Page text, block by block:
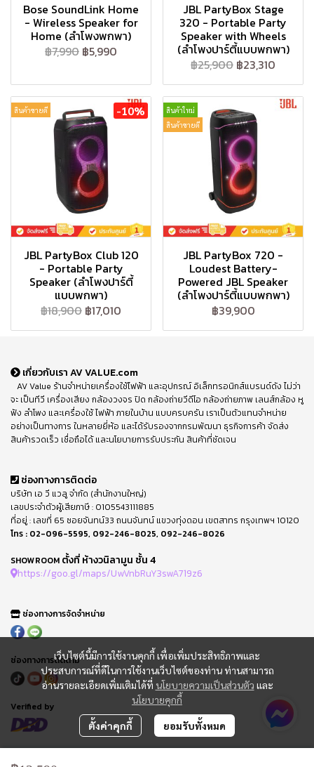
Bose SoundLink Home
- Wireless Speaker for
Home (ลำโพงพกพา)
฿7,990 ฿5,990
JBL PartyBox Stage
320 - Portable Party
Speaker with Wheels
(ลำโพงปาร์ตี้แบบพกพา)
฿25,900 ฿23,310
สินค้าขายดี -10%
JBL PartyBox Club 120
- Portable Party
Speaker (ลำโพงปาร์ตี้
แบบพกพา)
฿18,900 ฿17,010
สินค้าใหม่
สินค้าขายดี
JBL PartyBox 720 -
Loudest Battery-
Powered JBL Speaker
(ลำโพงปาร์ตี้แบบพกพา)
฿39,900
เว็บไซต์นี้มีการใช้งานคุกกี้ เพื่อเพิ่มประสิทธิภาพและ
ประสบการณ์ที่ดีในการใช้งานเว็บไซต์ของท่าน ท่านสามารถ
อ่านรายละเอียดเพิ่มเติมได้ที่ นโยบายความเป็นส่วนตัว และ
นโยบายคุกกี้
ตั้งค่าคุกกี้ ยอมรับทั้งหมด
เกี่ยวกับเรา AV VALUE.com
AV Value ร้านจำหน่ายเครื่องใช้ไฟฟ้า และอุปกรณ์ อิเล็กทรอนิกส์แบรนด์ดัง ไม่ว่า
จะ เป็นทีวี เครื่องเสียง กล้องวงจร ปิด กล้องถ่ายวีดีโอ กล้องถ่ายภาพ เลนส์กล้อง หู
ฟัง ลำโพง และเครื่องใช้ ไฟฟ้า ภายในบ้าน แบบครบครัน เราเป็นตัวแทนจำหน่าย
อย่างเป็นทางการ ในหลายยี่ห้อ และได้รับรองจากกรมพัฒนา ธุรกิจการค้า จัดส่ง
สินค้ารวดเร็ว เชื่อถือได้ และนโยบายการรับประกัน สินค้าที่ชัดเจน
ช่องทางการติดต่อ
บริษัท เอ วี แวลู จำกัด (สำนักงานใหญ่)
เลขประจำตัวผู้เสียภาษี : 0105543111885
ที่อยู่ : เลขที่ 65 ซอยจันทน์33 ถนนจันทน์ แขวงทุ่งดอน เขตสาทร กรุงเทพฯ 10120
โทร : 02-096-5595, 092-246-8025, 092-246-8026
SHOWROOM ตั้งที่ ห้างวนิลามูน ชั้น 4
https://goo.gl/maps/UwVnbRuY3swA719z6
ช่องทางการจัดจำหน่าย
ช่องทางการติดตาม
Verified by